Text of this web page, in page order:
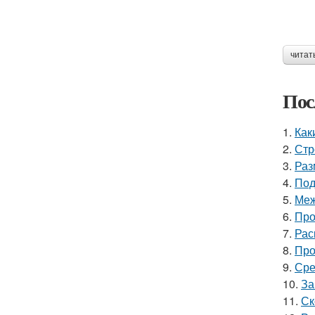
1.
2.
3.
4.
5.
6.
7.
8.
9.
10.
11.